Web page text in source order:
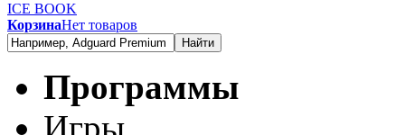
ICE BOOK
КорзинаНет товаров
Найти
Программы